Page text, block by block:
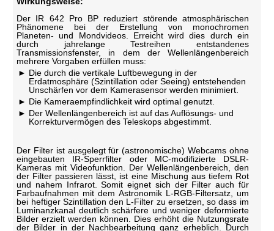
Der IR 642 Pro BP reduziert störende atmosphärischen
Phänomene bei der Erstellung von monochromen
Planeten- und Mondvideos. Erreicht wird dies durch ein
durch jahrelange Testreihen entstandenes
Transmissionsfenster, in dem der Wellenlängenbereich
mehrere Vorgaben erfüllen muss:
Die durch die vertikale Luftbewegung in der
Erdatmosphäre (Szintillation oder Seeing) entstehenden
Unschärfen vor dem Kamerasensor werden minimiert.
Die Kameraempfindlichkeit wird optimal genutzt.
Der Wellenlängenbereich ist auf das Auflösungs- und
Korrekturvermögen des Teleskops abgestimmt.
Der Filter ist ausgelegt für (astronomische) Webcams ohne
eingebauten IR-Sperrfilter oder MC-modifizierte DSLR-
Kameras mit Videofunktion. Der Wellenlängenbereich, den
der Filter passieren lässt, ist eine Mischung aus tiefem Rot
und nahem Infrarot. Somit eignet sich der Filter auch für
Farbaufnahmen mit dem Astronomik L-RGB-Filtersatz, um
bei heftiger Szintillation den L-Filter zu ersetzen, so dass im
Luminanzkanal deutlich schärfere und weniger deformierte
Bilder erzielt werden können. Dies erhöht die Nutzungsrate
der Bilder in der Nachbearbeitung ganz erheblich. Durch